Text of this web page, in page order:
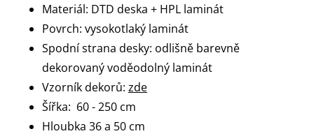
Materiál: DTD deska + HPL laminát
Povrch: vysokotlaký laminát
Spodní strana desky: odlišně barevně
dekorovaný voděodolný laminát
Vzorník dekorů: zde
Šířka: 60 - 250 cm
Hloubka 36 a 50 cm